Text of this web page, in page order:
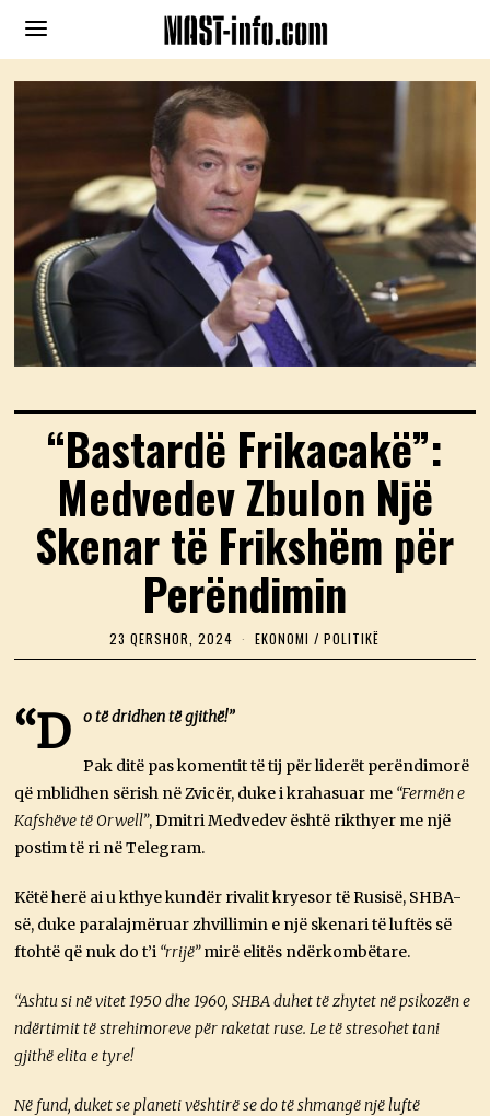
“Bastardë Frikacakë”:
Medvedev Zbulon Një
Skenar të Frikshëm për
Perëndimin
23 QERSHOR, 2024
3
R
O
,
2
0
EKONOMI / POLITIKË
“D o të dridhen të gjithë!”
Pak ditë pas komentit të tij për liderët perëndimorë
që mblidhen sërish në Zvicër, duke i krahasuar me “Fermën e
Kafshëve të Orwell”, Dmitri Medvedev është rikthyer me një
postim të ri në Telegram.
Këtë herë ai u kthye kundër rivalit kryesor të Rusisë, SHBA-
së, duke paralajmëruar zhvillimin e një skenari të luftës së
ftohtë që nuk do t’i “rrijë”mirë elitës ndërkombëtare.
“Ashtu si në vitet 1950 dhe 1960, SHBA duhet të zhytet në psikozën e
ndërtimit të strehimoreve për raketat ruse. Le të stresohet tani
gjithë elita e tyre!
Në fund, duket se planeti vështirë se do të shmangë një luftë